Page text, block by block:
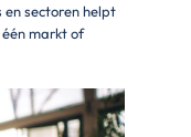
sectoren helpt
markt of